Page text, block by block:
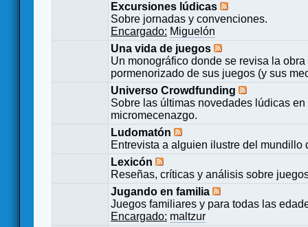
Excursiones lúdicas
Sobre jornadas y convenciones.
Encargado: Miguelón
Una vida de juegos
Un monográfico donde se revisa la
pormenorizado de sus juegos (y sus
Universo Crowdfunding
Sobre las últimas novedades lúdicas
micromecenazgo.
Ludomatón
Entrevista a alguien ilustre del mundillo
Lexicón
Reseñas, críticas y análisis sobre
Jugando en familia
Juegos familiares y para todas las
Encargado: maltzur